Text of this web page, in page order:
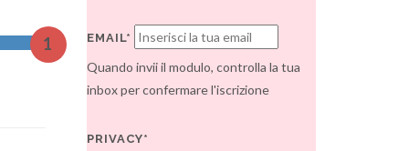
1 EMAIL*
Quando invii il modulo, controlla la tua
inbox per confermare l'iscrizione
PRIVACY*